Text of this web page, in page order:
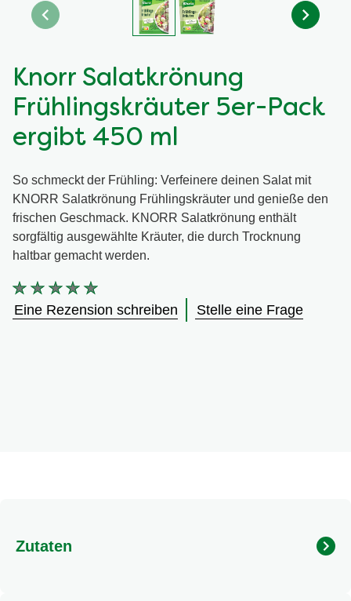
Knorr Salatkrönung
Frühlingskräuter 5er-Pack
ergibt 450 ml
So schmeckt der Frühling: Verfeinere deinen Salat mit
KNORR Salatkrönung Frühlingskräuter und genieße den
frischen Geschmack. KNORR Salatkrönung enthält
sorgfältig ausgewählte Kräuter, die durch Trocknung
haltbar gemacht werden.
Keine
für
Eine Rezension schreiben Stelle eine Frage
Zutaten